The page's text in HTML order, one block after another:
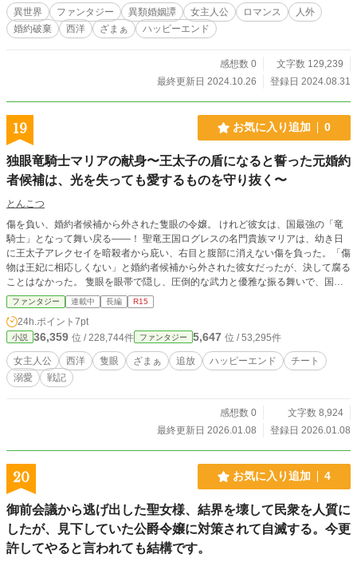
異世界 ファンタジー 異類婚姻譚 女主人公 ロマンス
人外
婚約破棄
西洋 ざまぁ ハッピーエンド
感想数 0
文字数 129,239
最終更新日 2024.10.26
登録日 2024.08.31
19 お気に入り追加 0
独眼竜騎士マリアの献身〜王太子の盾になると誓った元婚約
者候補は、光を失っても愛するものを守り抜く〜
とんこつ
傷を負い、婚約者候補から外された隻眼の令嬢。 けれど彼女は、国最強の「竜
騎士」となって舞い戻る――！ 聖竜王国ログレスの名門貴族マリアは、幼き日
に王太子アレクセイを暗殺者から庇い、右目と腹部に消えない傷を負った。「傷
物は王妃に相応しくない」と婚約者候補から外された彼女だったが、決して腐る
ことはなかった。 隻眼を眼帯で隠し、圧倒的な武力と優雅な振る舞いで、国を
守る「独眼竜騎士」となったのだ。 「国の為、王家の為、殿下の為に、この身
が盾になるなら安いものですわ」 しかし、新たに現れた隣国の王女エリザベー
トにより、マリアは理不尽な選択を迫られる。 「騎士を辞めるか、辺境の最前
線へ消えるか。…それとも」 愛する王太子と国の未来を守るため、マリアは自
ら辺境行きを選ぶ。 それは、最強の破壊本能を持つ「竜還り」の皇子との、国
を賭けた戦いの始まりだった。 ※隻眼の女騎士が、有能な従者（猫被りメイド
＆毒舌インテリ副官）と共に、敵や理不尽を実力でねじ伏せ、光を失ってでも愛
ファンタジー 連載中 長編 R15
24h.ポイント 7pt
小説 36,359 位 / 228,744件 ファンタジー 5,647 位 / 53,295件
女主人公 西洋 隻眼 ざまぁ 追放 ハッピーエンド
チート
溺愛
戦記
感想数 0
文字数 8,924
最終更新日 2026.01.08
登録日 2026.01.08
20 お気に入り追加 4
御前会議から逃げ出した聖女様、結界を壊して民衆を人質に
したが、見下していた公爵令嬢に対策されて自滅する。今更
許してやると言われても結構です。